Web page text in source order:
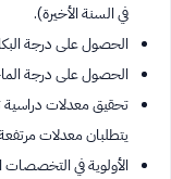
في السنة الأخيرة).
الحصول على درجة
الحصول على درجة
تحقيق معدلات
يتطلبان معدلات